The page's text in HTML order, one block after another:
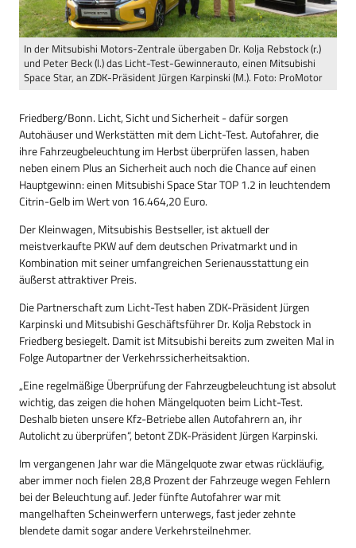
In der Mitsubishi Motors-Zentrale übergaben Dr. Kolja Rebstock (r.)
und Peter Beck (l.) das Licht-Test-Gewinnerauto, einen Mitsubishi
Space Star, an ZDK-Präsident Jürgen Karpinski (M.). Foto: ProMotor
Friedberg/Bonn. Licht, Sicht und Sicherheit - dafür sorgen
Autohäuser und Werkstätten mit dem Licht-Test. Autofahrer, die
ihre Fahrzeugbeleuchtung im Herbst überprüfen lassen, haben
neben einem Plus an Sicherheit auch noch die Chance auf einen
Hauptgewinn: einen Mitsubishi Space Star TOP 1.2 in leuchtendem
Citrin-Gelb im Wert von 16.464,20 Euro.
Der Kleinwagen, Mitsubishis Bestseller, ist aktuell der
meistverkaufte PKW auf dem deutschen Privatmarkt und in
Kombination mit seiner umfangreichen Serienausstattung ein
äußerst attraktiver Preis.
Die Partnerschaft zum Licht-Test haben ZDK-Präsident Jürgen
Karpinski und Mitsubishi Geschäftsführer Dr. Kolja Rebstock in
Friedberg besiegelt. Damit ist Mitsubishi bereits zum zweiten Mal in
Folge Autopartner der Verkehrssicherheitsaktion.
„Eine regelmäßige Überprüfung der Fahrzeugbeleuchtung ist absolut
wichtig, das zeigen die hohen Mängelquoten beim Licht-Test.
Deshalb bieten unsere Kfz-Betriebe allen Autofahrern an, ihr
Autolicht zu überprüfen“, betont ZDK-Präsident Jürgen Karpinski.
Im vergangenen Jahr war die Mängelquote zwar etwas rückläufig,
aber immer noch fielen 28,8 Prozent der Fahrzeuge wegen Fehlern
bei der Beleuchtung auf. Jeder fünfte Autofahrer war mit
mangelhaften Scheinwerfern unterwegs, fast jeder zehnte
blendete damit sogar andere Verkehrsteilnehmer.